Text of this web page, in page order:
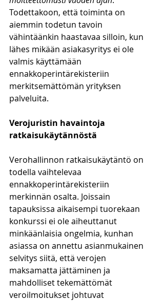
Todettakoon, että toiminta on
aiemmin todetun tavoin
vähintäänkin haastavaa silloin, kun
lähes mikään asiakasyritys ei ole
valmis käyttämään
ennakkoperintärekisteriin
merkitsemättömän yrityksen
palveluita.
Verojuristin havaintoja
ratkaisukäytännöstä
Verohallinnon ratkaisukäytäntö on
todella vaihtelevaa
ennakkoperintärekisteriin
merkinnän osalta. Joissain
tapauksissa aikaisempi tuorekaan
konkurssi ei ole aiheuttanut
minkäänlaisia ongelmia, kunhan
asiassa on annettu asianmukainen
selvitys siitä, että verojen
maksamatta jättäminen ja
mahdolliset tekemättömät
veroilmoitukset johtuvat